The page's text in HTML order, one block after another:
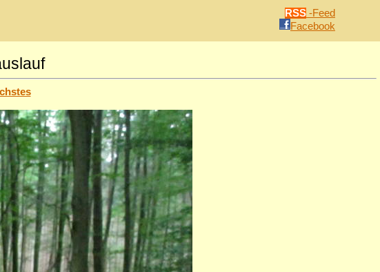
RSS -Feed
Facebook